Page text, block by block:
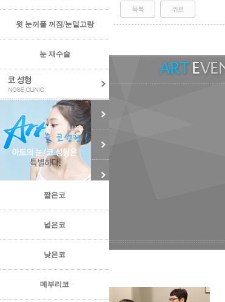
윗 눈꺼풀 꺼짐/눈밑고랑
눈 재수술
짧은코
넓은코
낮은코
메부리코
목록 위로